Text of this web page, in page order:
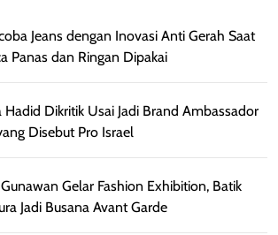
Jeans dengan Inovasi Anti Gerah Saat
Panas dan Ringan Dipakai
Hadid Dikritik Usai Jadi Brand Ambassador
Disebut Pro Israel
Gelar Fashion Exhibition, Batik
Jadi Busana Avant Garde